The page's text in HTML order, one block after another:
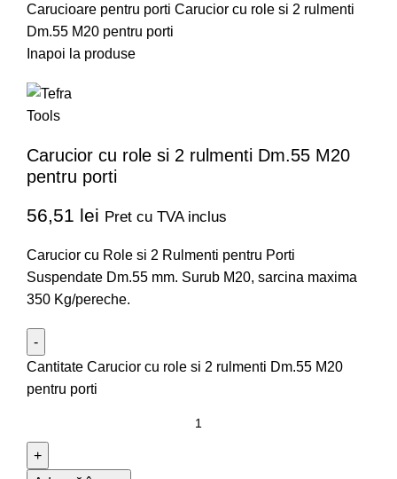
Carucioare pentru porti Carucior cu role si 2 rulmenti
Dm.55 M20 pentru porti
Inapoi la produse
Carucior cu role si 2 rulmenti Dm.55 M20
pentru porti
56,51 lei Pret cu TVA inclus
Carucior cu Role si 2 Rulmenti pentru Porti
Suspendate Dm.55 mm. Surub M20, sarcina maxima
350 Kg/pereche.
Cantitate Carucior cu role si 2 rulmenti Dm.55 M20
pentru porti